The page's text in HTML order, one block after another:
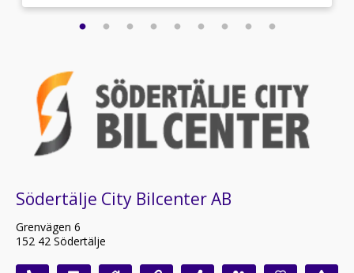
Södertälje City Bilcenter AB
Grenvägen 6
152 42 Södertälje